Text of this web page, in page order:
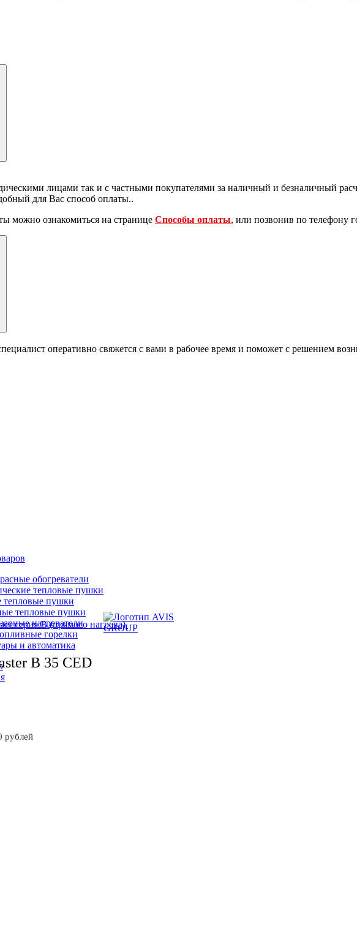
лицами так и с частными покупателями за наличный и безналичный
для Вас способ оплаты..
можно ознакомиться на странице Способы оплаты, или позвонив по телефону
оперативно свяжется с вами в рабочее время и поможет с решением
обогреватели
тепловые пушки
тепловые пушки
тепловые пушки
нагреватели
горелки
и автоматика
серия B (прямого нагрева)
B 35 CED
рублей